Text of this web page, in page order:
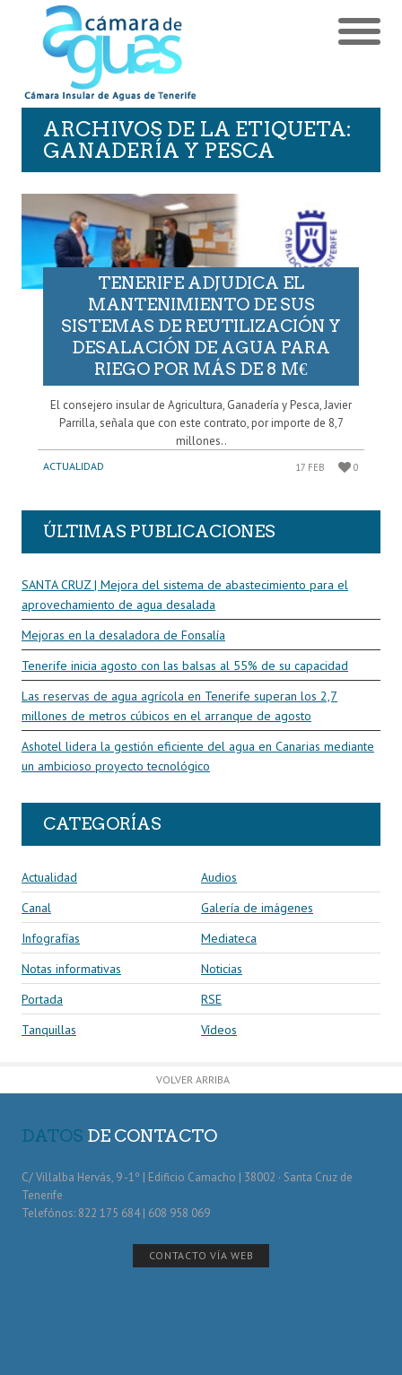
ARCHIVOS DE LA ETIQUETA:
GANADERÍA Y PESCA
TENERIFE ADJUDICA EL
MANTENIMIENTO DE SUS
SISTEMAS DE REUTILIZACIÓN Y
DESALACIÓN DE AGUA PARA
RIEGO POR MÁS DE 8 M€
El consejero insular de Agricultura, Ganadería y Pesca, Javier
Parrilla, señala que con este contrato, por importe de 8,7
millones..
ACTUALIDAD 17 FEB 0
ÚLTIMAS PUBLICACIONES
SANTA CRUZ | Mejora del sistema de abastecimiento para el
aprovechamiento de agua desalada
Mejoras en la desaladora de Fonsalía
Tenerife inicia agosto con las balsas al 55% de su capacidad
Las reservas de agua agrícola en Tenerife superan los 2,7
millones de metros cúbicos en el arranque de agosto
Ashotel lidera la gestión eficiente del agua en Canarias mediante
un ambicioso proyecto tecnológico
CATEGORÍAS
Actualidad
Audios
Canal
Galería de imágenes
Infografías
Mediateca
Notas informativas
Noticias
Portada
RSE
Tanquillas
Vídeos
VOLVER ARRIBA
DATOS DE CONTACTO
C/ Villalba Hervás, 9 -1º | Edificio Camacho | 38002 · Santa Cruz de
Tenerife
Telefónos: 822 175 684 | 608 958 069
CONTACTO VÍA WEB